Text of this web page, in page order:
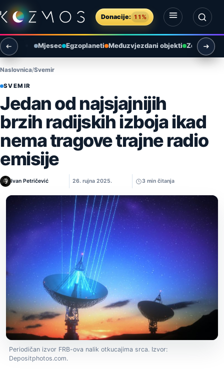
Preskoči na sadržaj
Donacije: 11%
Otvori izbornik
Otvori pretragu
Mjesec Egzoplaneti Međuzvjezdani objekti Zemlja i
Naslovnica Svemir
SVEMIR
Jedan od najsjajnijih
brzih radijskih izboja ikad
nema tragove trajne radio
emisije
Ivan Petričević 26. rujna 2025. 3 min čitanja
Periodičan izvor FRB-ova nalik otkucajima srca. Izvor:
Depositphotos.com.